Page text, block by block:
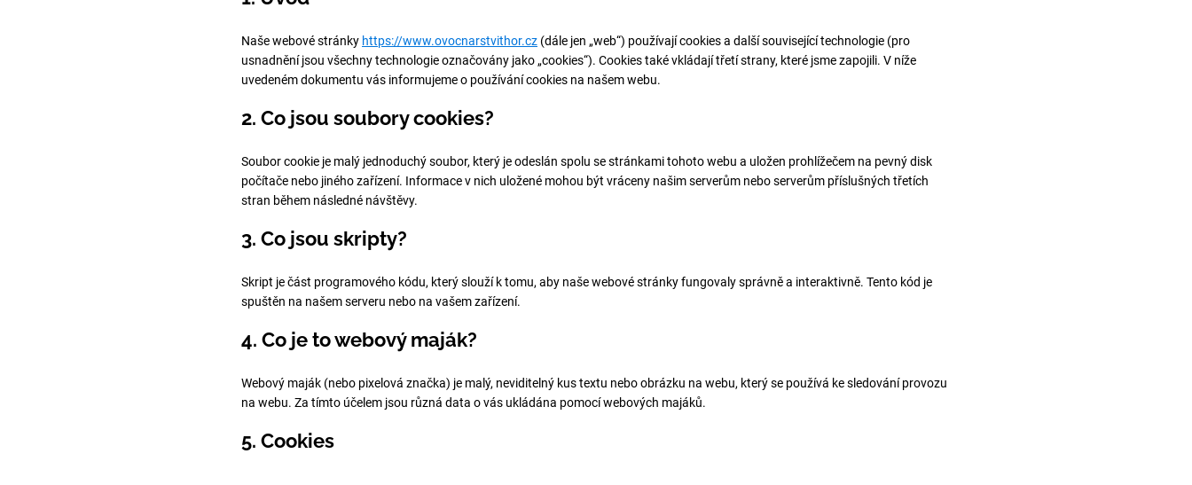
Naše webové stránky https://www.ovocnarstvithor.cz (dále jen „web“) používají cookies a další související technologie (pro
usnadnění jsou všechny technologie označovány jako „cookies“). Cookies také vkládají třetí strany, které jsme zapojili. V níže
uvedeném dokumentu vás informujeme o používání cookies na našem webu.
2. Co jsou soubory cookies?
Soubor cookie je malý jednoduchý soubor, který je odeslán spolu se stránkami tohoto webu a uložen prohlížečem na pevný disk
počítače nebo jiného zařízení. Informace v nich uložené mohou být vráceny našim serverům nebo serverům příslušných třetích
stran během následné návštěvy.
3. Co jsou skripty?
Skript je část programového kódu, který slouží k tomu, aby naše webové stránky fungovaly správně a interaktivně. Tento kód je
spuštěn na našem serveru nebo na vašem zařízení.
4. Co je to webový maják?
Webový maják (nebo pixelová značka) je malý, neviditelný kus textu nebo obrázku na webu, který se používá ke sledování provozu
na webu. Za tímto účelem jsou různá data o vás ukládána pomocí webových majáků.
5. Cookies